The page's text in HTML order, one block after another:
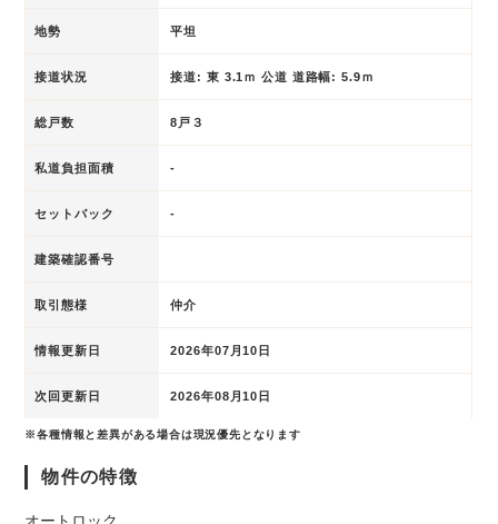
地勢 平坦
接道状況 接道: 東 3.1ｍ 公道 道路幅: 5.9ｍ
総戸数 8戸３
私道負担面積 -
セットバック -
建築確認番号
取引態様 仲介
情報更新日 2026年07月10日
次回更新日 2026年08月10日
※各種情報と差異がある場合は現況優先となります
物件の特徴